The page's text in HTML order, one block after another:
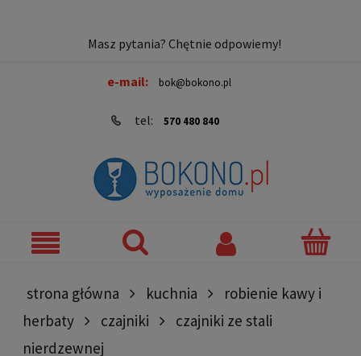
Masz pytania? Chętnie odpowiemy!
e-mail: bok@bokono.pl
tel: 570 480 840
strona główna kuchnia
robienie kawy i
herbaty
czajniki
czajniki ze stali
nierdzewnej